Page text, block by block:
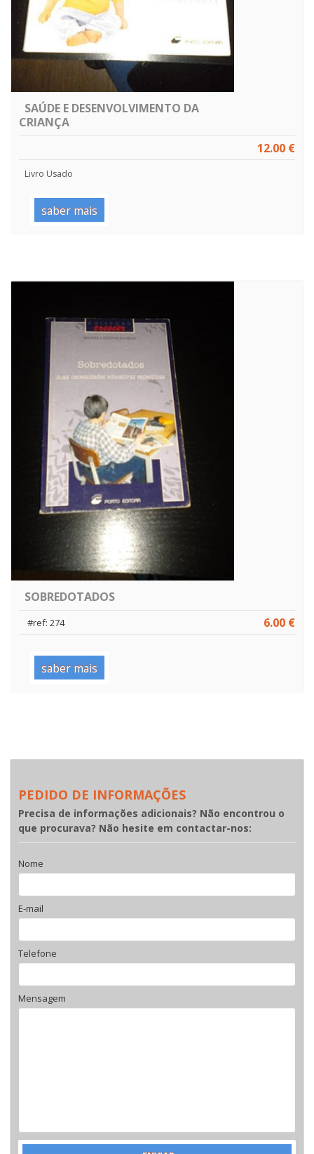
SAÚDE E DESENVOLVIMENTO DA
CRIANÇA
12.00 €
Livro Usado
saber mais
SOBREDOTADOS
6.00 €
#ref: 274
saber mais
PEDIDO DE INFORMAÇÕES
Precisa de informações adicionais? Não encontrou o
que procurava? Não hesite em contactar-nos:
Nome
E-mail
Telefone
Mensagem